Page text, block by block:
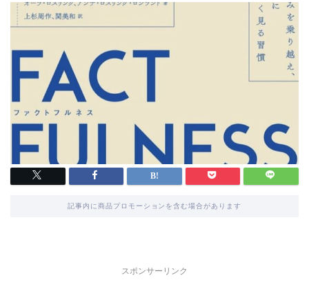
記事内に商品プロモーションを含む場合があります
スポンサーリンク